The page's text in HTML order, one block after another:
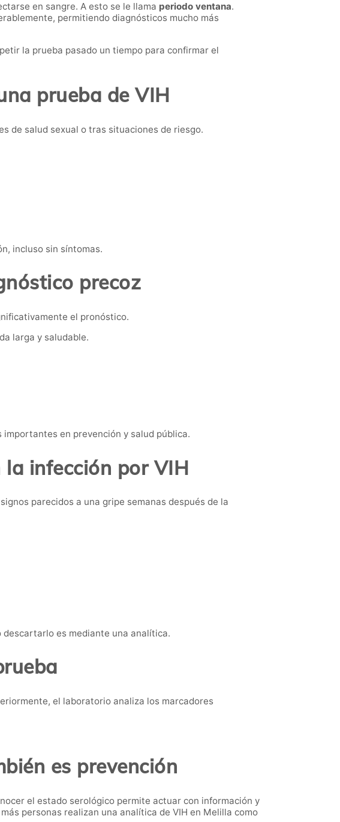
en sangre. A esto se le llama periodo ventana.
permitiendo diagnósticos mucho más
la prueba pasado un tiempo para confirmar el
prueba de VIH
de salud sexual o tras situaciones de riesgo.
incluso sin síntomas.
precoz
el pronóstico.
larga y saludable.
en prevención y salud pública.
la infección por VIH
parecidos a una gripe semanas después de la
descartarlo es mediante una analítica.
el laboratorio analiza los marcadores
es prevención
el estado serológico permite actuar con información y
personas realizan una analítica de VIH en Melilla como